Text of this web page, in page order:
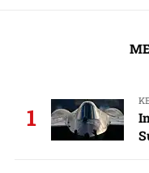
1